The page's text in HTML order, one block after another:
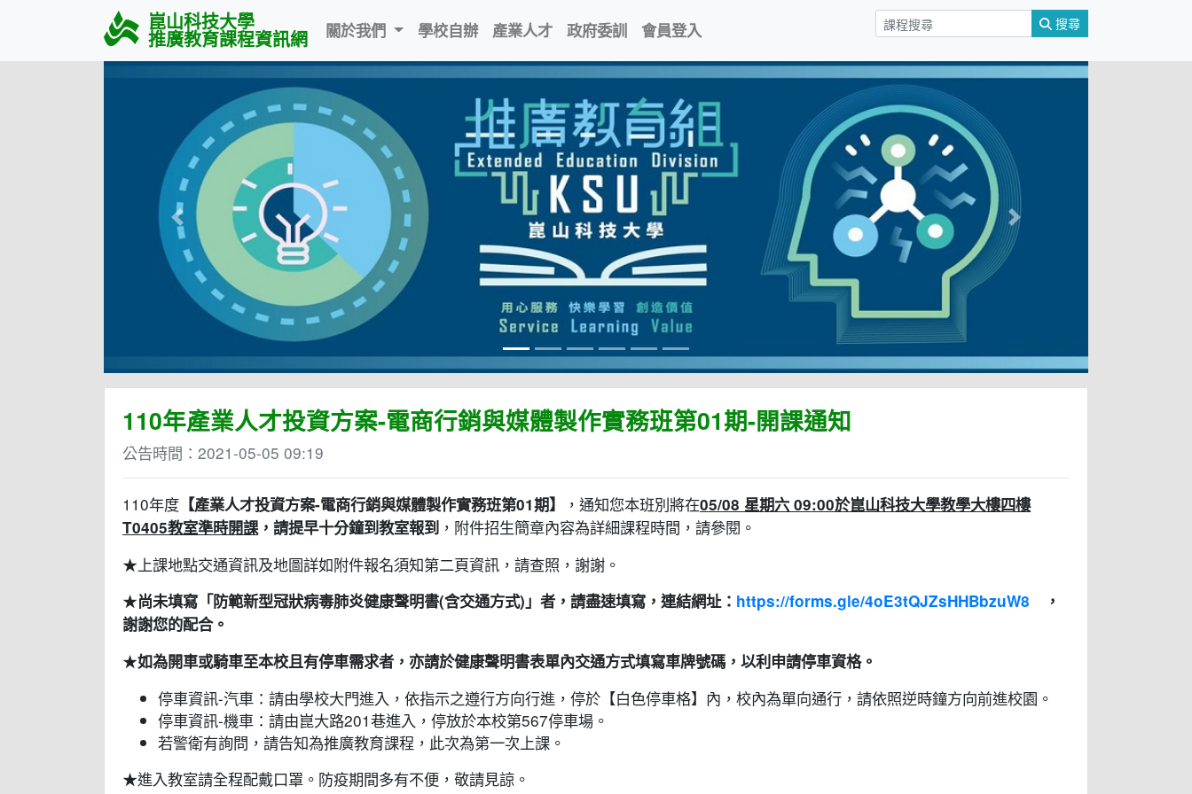
崑山科技大學
推廣教育課程資訊網 關於我們 學校自辦 產業人才 政府委訓 會員登入 搜尋
Previous Next
110年產業人才投資方案-電商行銷與媒體製作實務班第01期-開課通知
公告時間： 2021-05-05 09:19
110年度 【產業人才投資方案-電商行銷與媒體製作實務班第01期】 ，通知您本班別將在05/08 星期六 09:00於崑山科技大學教學大樓四樓
T0405教室準時開課 ，請提早十分鐘到教室報到 ，附件招生簡章內容為詳細課程時間，請參閱。
★上課地點交通資訊及地圖詳如附件報名須知第二頁資訊，請查照，謝謝。
★尚未填寫「防範新型冠狀病毒肺炎健康聲明書(含交通方式)」者，請盡速填寫，連結網址： https://forms.gle/4oE3tQJZsHHBbzuW8 ，
謝謝您的配合。
★如為開車或騎車至本校且有停車需求者，亦請於健康聲明書表單內交通方式填寫車牌號碼，以利申請停車資格。
停車資訊-汽車：請由學校大門進入，依指示之遵行方向行進，停於【白色停車格】內，校內為單向通行，請依照逆時鐘方向前進校園。
停車資訊-機車：請由崑大路201巷進入，停放於本校第567停車場。
若警衛有詢問，請告知為推廣教育課程，此次為第一次上課。
★進入教室請全程配戴口罩。防疫期間多有不便，敬請見諒。